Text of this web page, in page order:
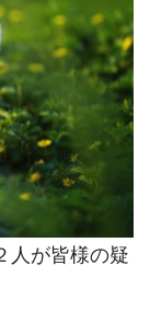
人が皆様の疑